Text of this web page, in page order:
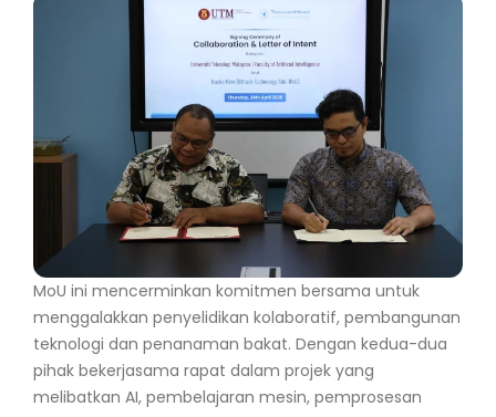
MoU ini mencerminkan komitmen bersama untuk
menggalakkan penyelidikan kolaboratif, pembangunan
teknologi dan penanaman bakat. Dengan kedua-dua
pihak bekerjasama rapat dalam projek yang
melibatkan AI, pembelajaran mesin, pemprosesan